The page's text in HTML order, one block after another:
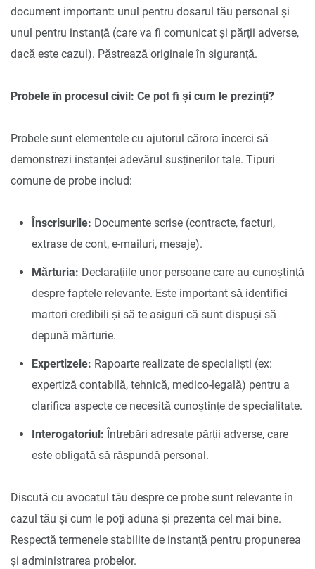
document important: unul pentru dosarul tău personal și
unul pentru instanță (care va fi comunicat și părții adverse,
dacă este cazul). Păstrează originale în siguranță.
Probele în procesul civil: Ce pot fi și cum le prezinți?
Probele sunt elementele cu ajutorul cărora încerci să
demonstrezi instanței adevărul susținerilor tale. Tipuri
comune de probe includ:
Înscrisurile: Documente scrise (contracte, facturi,
extrase de cont, e-mailuri, mesaje).
Mărturia: Declarațiile unor persoane care au cunoștință
despre faptele relevante. Este important să identifici
martori credibili și să te asiguri că sunt dispuși să
depună mărturie.
Expertizele: Rapoarte realizate de specialiști (ex:
expertiză contabilă, tehnică, medico-legală) pentru a
clarifica aspecte ce necesită cunoștințe de specialitate.
Interogatoriul: Întrebări adresate părții adverse, care
este obligată să răspundă personal.
Discută cu avocatul tău despre ce probe sunt relevante în
cazul tău și cum le poți aduna și prezenta cel mai bine.
Respectă termenele stabilite de instanță pentru propunerea
și administrarea probelor.